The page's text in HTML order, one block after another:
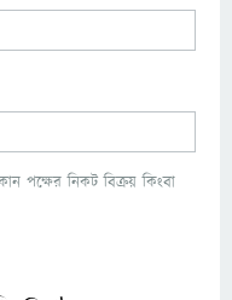
পক্ষের নিকট বিক্রয় কিংবা